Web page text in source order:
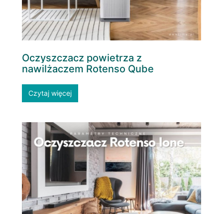
Oczyszczacz powietrza z
nawilżaczem Rotenso Qube
Czytaj więcej